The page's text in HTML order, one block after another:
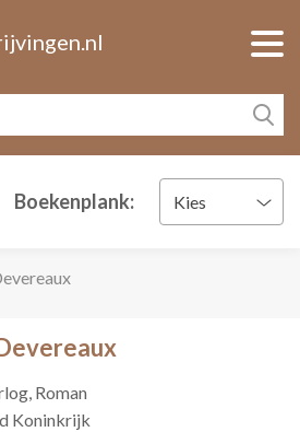
Boekenplank: Kies
Roman
Koninkrijk